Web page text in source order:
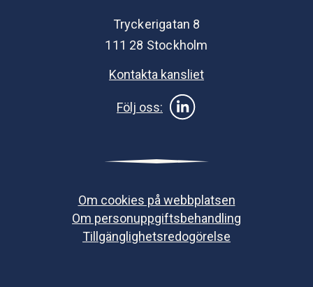
Tryckerigatan 8
111 28 Stockholm
Kontakta kansliet
Följ oss:
Om cookies på webbplatsen
Om personuppgiftsbehandling
Tillgänglighetsredogörelse